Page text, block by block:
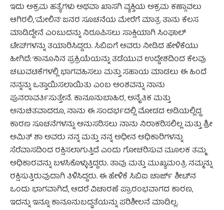
ಇದು ಅಕ್ರಮ ಹತ್ಯೆಗಳು ಅಥವಾ ಖಾಸಗಿ ವ್ಯಕ್ತಿಯ ಅಕ್ರಮ ಕಣ್ಗಾವಲು
ಆಗಿರಲಿ, ‘ಮೇಲಿನ’ ಜನರ ಸೂಚನೆಯ ಮೇರೆಗೆ ಮಾತ್ರ ತಾನು ಕೆಲಸ
ಮಾಡಿದ್ದೇನೆ ಎಂಬುದನ್ನು ನಿರೂಪಿಸಲು ಸಾಕ್ಷಿಯಾಗಿ ಸಿಂಘಾಲ್
ಟೇಪ್‌ಗಳನ್ನು ತಯಾರಿಸಿದ್ದರು. ಸಿಬಿಐಗೆ ಅವರು ನೀಡಿದ ಹೇಳಿಕೆಯು
ಹೀಗಿದೆ: ‘ಕಾನೂನಿನ ಪ್ರಕ್ರಿಯೆಯನ್ನು ತಡೆಯುವ ಉದ್ದೇಶದಿಂದ ಕೆಲವು
ಚಟುವಟಿಕೆಗಳಲ್ಲಿ ಭಾಗವಹಿಸಲು ಮತ್ತು ಸಹಾಯ ಮಾಡಲು ಈ ಹಿಂದೆ
ನನ್ನನ್ನು ಒತ್ತಾಯಿಸಲಾಯಿತು ಎಂಬ ಅಂಶವನ್ನು ನಾನು
ಪುನರಾವರ್ತಿಸುತ್ತೇನೆ. ಕಾನೂನುಬಾಹಿರ, ಅನೈತಿಕ ಮತ್ತು
ಅನುಚಿತವಾದರೂ, ನಾನು ಈ ಸಂದರ್ಭದಲ್ಲಿ ಮೋಡದ ಅಡಿಯಲ್ಲಿದ್ದ
ಕಾರಣ ಸೂಚನೆಗಳನ್ನು ಅನುಸರಿಸಲು ನಾನು ನಿರಾಕರಿಸಲಿಲ್ಲ ಮತ್ತು ಶ್ರೀ
ಅಮಿತ್ ಶಾ ಅವರು ನನ್ನ ಮತ್ತು ನನ್ನ ಅಧೀನ ಅಧಿಕಾರಿಗಳನ್ನು
ಸೆರೆವಾಸದಿಂದ ರಕ್ಷಿಸಲಾಗುತ್ತಿದೆ ಎಂದು ಗೋಚರಿಸುವ ಮೂಲಕ ತಮ್ಮ
ಅಧಿಕಾರವನ್ನು ಬಳಸಿಕೊಳ್ಳುತ್ತಿದ್ದರು. ತಾವು ಮತ್ತು ಮುಖ್ಯಮಂತ್ರಿ ನಮ್ಮನ್ನು
ರಕ್ಷಿಸುತ್ತಿರುವುದಾಗಿ ತಿಳಿಸಿದ್ದರು. ಈ ಹೇಳಿಕೆ ಸಿಬಿಐ ಚಾರ್ಜ್ ಶೀಟ್‌ನ
ಒಂದು ಭಾಗವಾಗಿದೆ, ಆದರೆ ವಿಚಾರಣೆ ಪ್ರಾರಂಭವಾಗದ ಕಾರಣ,
ಇದನ್ನು ಇನ್ನೂ ಕಾನೂನುಬದ್ಧತೆಯನ್ನು ಪರಿಶೀಲನೆ ಮಾಡಿಲ್ಲ.